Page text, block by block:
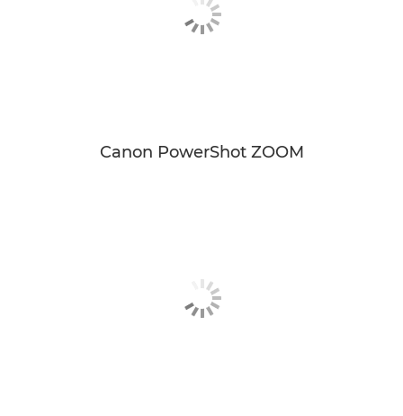
Canon PowerShot ZOOM